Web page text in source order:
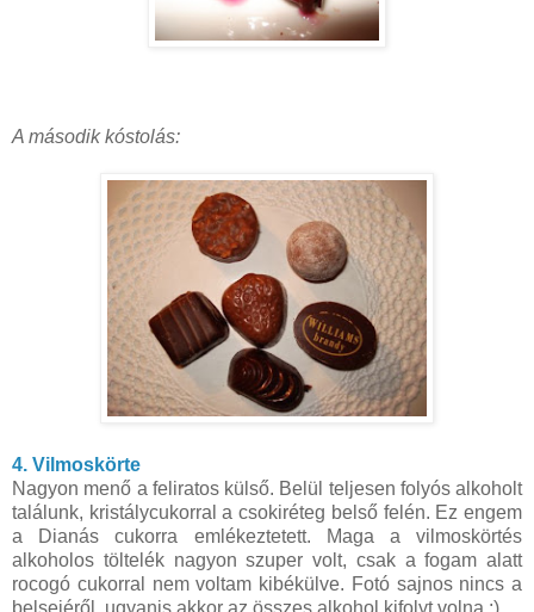
A második kóstolás:
4. Vilmoskörte
Nagyon menő a feliratos külső. Belül teljesen folyós alkoholt
találunk, kristálycukorral a csokiréteg belső felén. Ez engem
a Dianás cukorra emlékeztetett. Maga a vilmoskörtés
alkoholos töltelék nagyon szuper volt, csak a fogam alatt
rocogó cukorral nem voltam kibékülve. Fotó sajnos nincs a